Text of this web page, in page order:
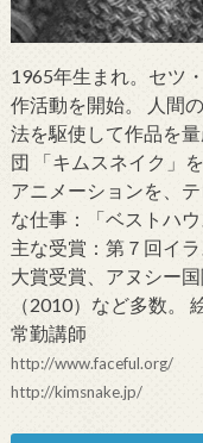
1965年生まれ。セツ
作活動を開始。 人間
法を駆使して作品を
団 「キムスネイク」
アニメーションを、
な仕事：「ベストハ
主な受賞：第７回イ
大賞受賞、アヌシー
（2010）など多数。
常勤講師
http://www.faceful.org/
http://kimsnake.jp/